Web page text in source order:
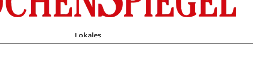
Lokales